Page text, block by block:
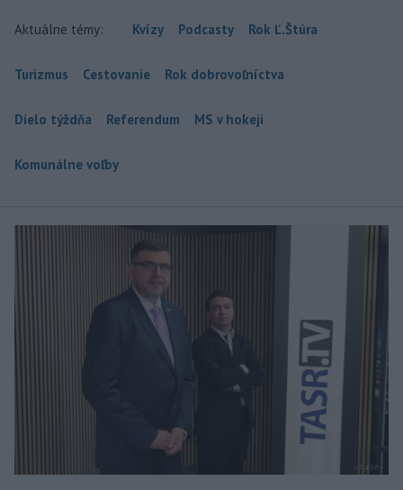
Aktuálne témy: Kvízy Podcasty Rok Ľ.Štúra
Turizmus Cestovanie Rok dobrovoľníctva
Dielo týždňa Referendum MS v hokeji
Komunálne voľby